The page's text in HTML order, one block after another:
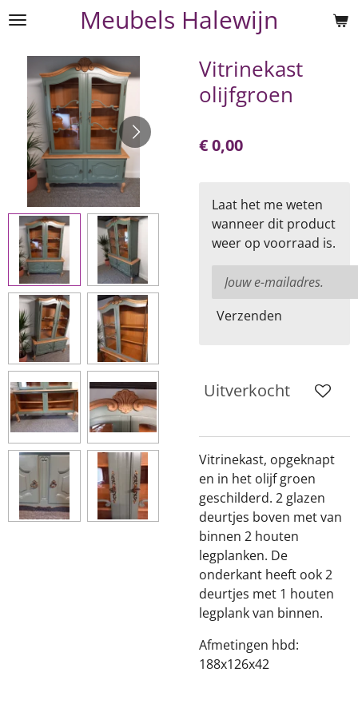
Ga
naar
hoofdinhoud
Meubels Halewijn
Vitrinekast
olijfgroen
€ 0,00
Laat het me weten
wanneer dit product
weer op voorraad is.
Verzenden
Uitverkocht
Vitrinekast, opgeknapt
en in het olijf groen
geschilderd. 2 glazen
deurtjes boven met van
binnen 2 houten
legplanken. De
onderkant heeft ook 2
deurtjes met 1 houten
legplank van binnen.
Afmetingen hbd:
188x126x42